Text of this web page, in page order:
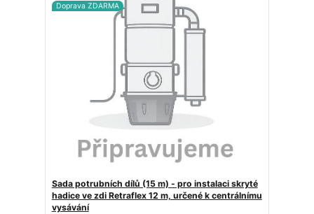
Doprava ZDARMA
Sada potrubních dílů (15 m) - pro instalaci skryté
hadice ve zdi Retraflex 12 m, určené k centrálnímu
vysávání